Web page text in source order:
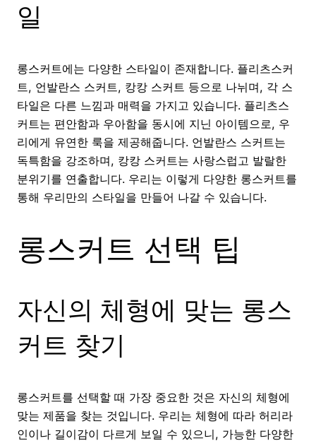
일
롱스커트에는 다양한 스타일이 존재합니다. 플리츠스커
트, 언발란스 스커트, 캉캉 스커트 등으로 나뉘며, 각 스
타일은 다른 느낌과 매력을 가지고 있습니다. 플리츠스
커트는 편안함과 우아함을 동시에 지닌 아이템으로, 우
리에게 유연한 룩을 제공해줍니다. 언발란스 스커트는
독특함을 강조하며, 캉캉 스커트는 사랑스럽고 발랄한
분위기를 연출합니다. 우리는 이렇게 다양한 롱스커트를
통해 우리만의 스타일을 만들어 나갈 수 있습니다.
롱스커트 선택 팁
자신의 체형에 맞는 롱스
커트 찾기
롱스커트를 선택할 때 가장 중요한 것은 자신의 체형에
맞는 제품을 찾는 것입니다. 우리는 체형에 따라 허리라
인이나 길이감이 다르게 보일 수 있으니, 가능한 다양한